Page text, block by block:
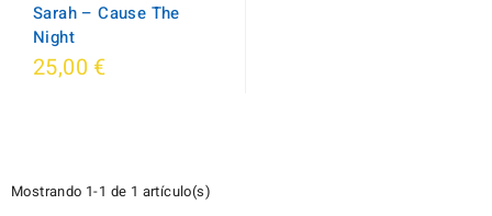
Sarah ‎– Cause The
Night
25,00 €
Mostrando 1-1 de 1 artículo(s)